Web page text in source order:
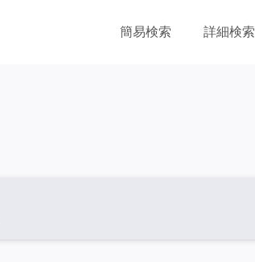
簡易検索 詳細検索